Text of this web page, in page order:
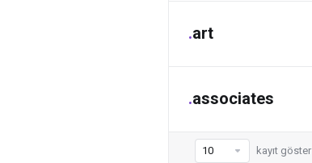
.art
.associates
kayıt göster